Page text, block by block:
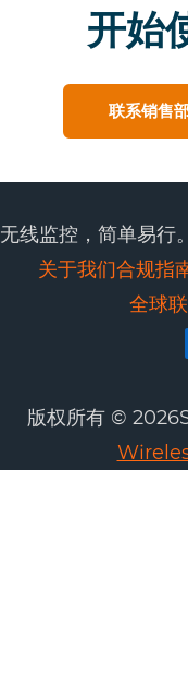
开始
联系销售
无线监控，简单易行。
关于我们合规指
全球
版权所有 ©